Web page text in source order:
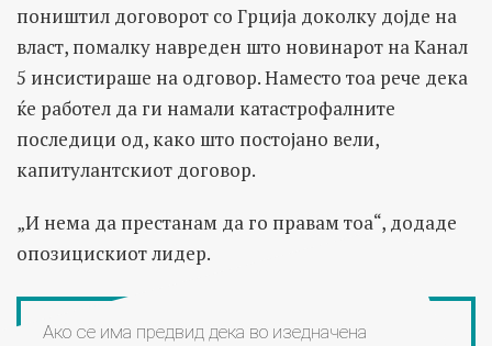
поништил договорот со Грција доколку дојде на
власт, помалку навреден што новинарот на Канал
5 инсистираше на одговор. Наместо тоа рече дека
ќе работел да ги намали катастрофалните
последици од, како што постојано вели,
капитулантскиот договор.
„И нема да престанам да го правам тоа“, додаде
опозицискиот лидер.
Ако се има предвид дека во изедначена